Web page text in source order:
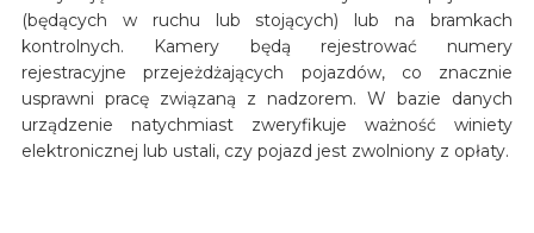
(będących w ruchu lub stojących) lub na bramkach
kontrolnych. Kamery będą rejestrować numery
rejestracyjne przejeżdżających pojazdów, co znacznie
usprawni pracę związaną z nadzorem. W bazie danych
urządzenie natychmiast zweryfikuje ważność winiety
elektronicznej lub ustali, czy pojazd jest zwolniony z opłaty.